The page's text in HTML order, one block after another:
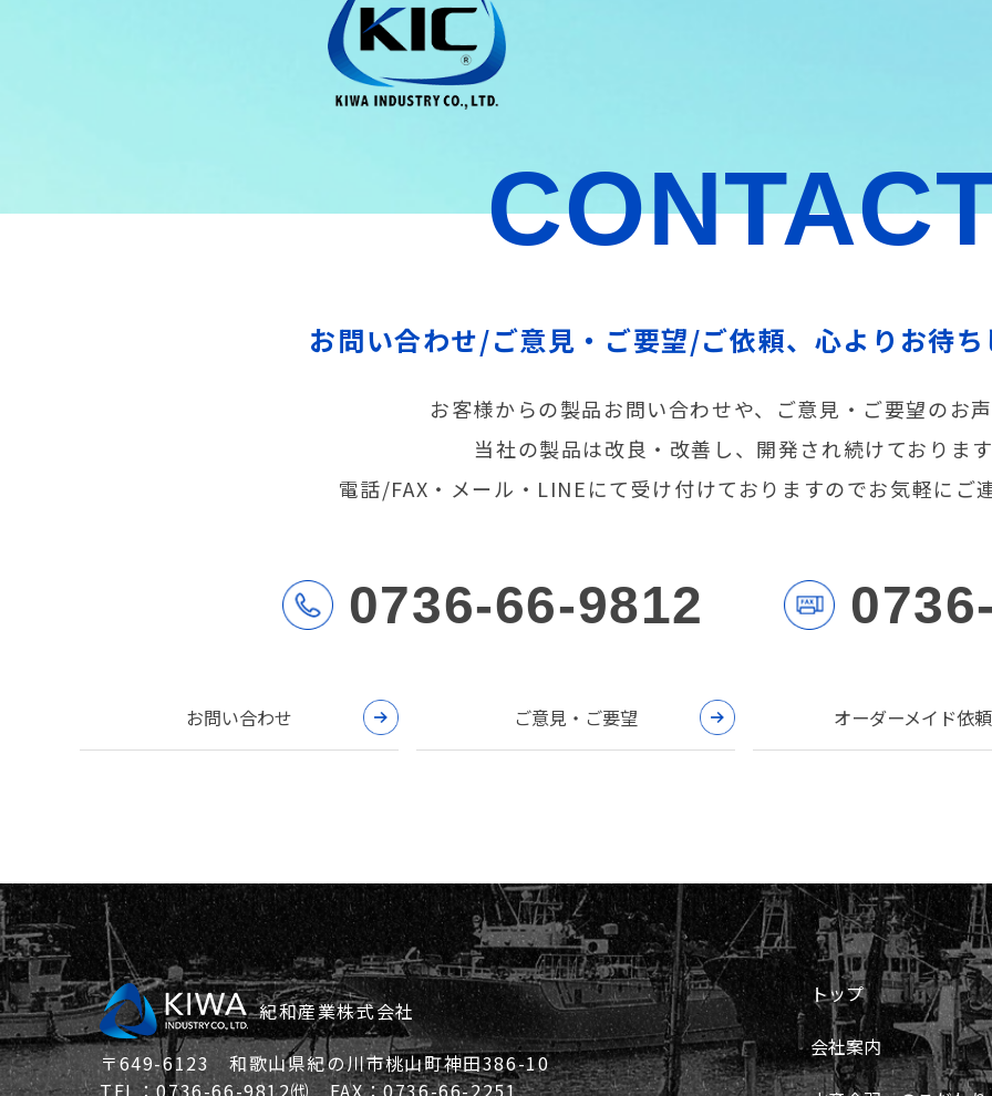
お問い合わせ/ご意見・ご要望/ご依頼、心よりお待ち
お客様からの製品お問い合わせや、ご意見・ご要望のお
当社の製品は改良・改善し、開発され続けておりま
電話/FAX・メール・LINEにて受け付けておりますのでお気軽にご
0736-66-9812
お問い合わせ ご意見・ご要望 オーダーメイド依頼
紀和産業株式会社
〒649-6123 和歌山県紀の川市桃山町神田386-10
トップ
会社案内